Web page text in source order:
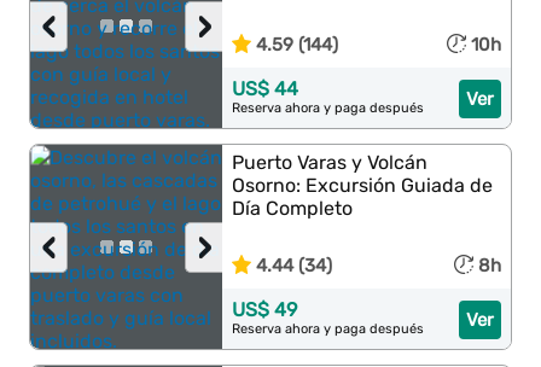
›
‹ 4.59 (144) 10h
Ver
US$ 44
Reserva ahora y paga después
›
‹
Puerto Varas y Volcán
Osorno: Excursión Guiada de
Día Completo
4.44 (34) 8h
Ver
US$ 49
Reserva ahora y paga después